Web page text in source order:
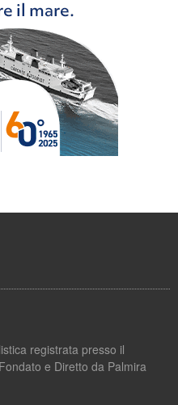
registrata presso il
e Diretto da Palmira